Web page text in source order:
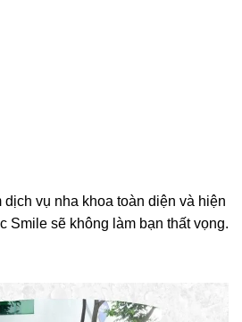
dịch vụ nha khoa toàn diện và hiện
Smile sẽ không làm bạn thất vọng.